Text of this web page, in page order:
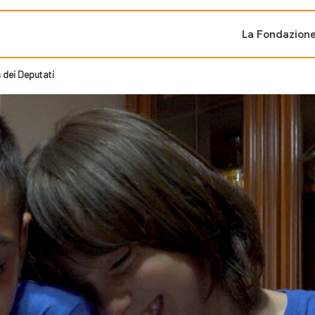
La Fondazione
dei Deputati
sostenuti
un progetto
dal Sud
Bandi e iniziative
Bandi
Fondazioni di
Area Stampa
Sala Stampa
Eventi Press tour